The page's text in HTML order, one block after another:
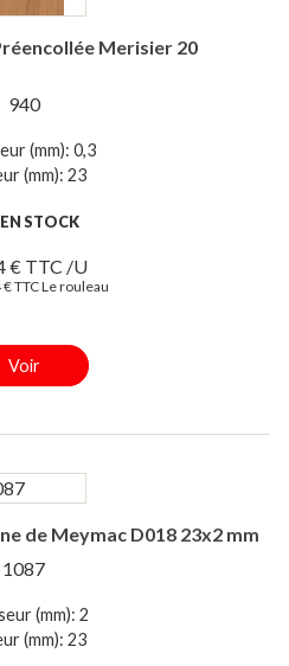
Merisier 20
940
(mm): 0,3
(mm): 23
EN STOCK
€ TTC /U
TTC Le rouleau
Voir
de Meymac D018 23x2 mm
1087
(mm): 2
(mm): 23